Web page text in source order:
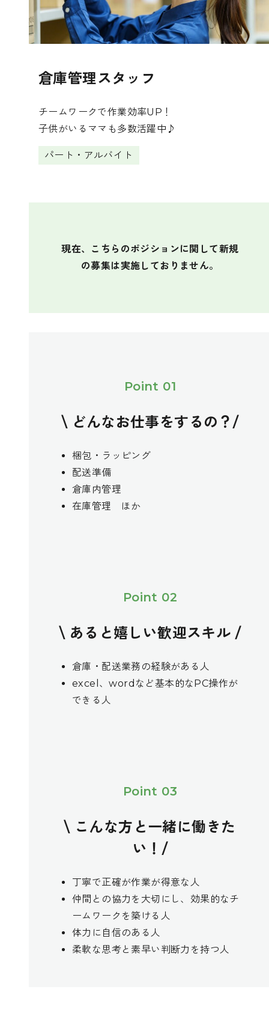
倉庫管理スタッフ
チームワークで作業効率UP！
子供がいるママも多数活躍中♪
パート・アルバイト
現在、こちらのポジションに関して新規
の募集は実施しておりません。
Point 01
\ どんなお仕事をするの？/
梱包・ラッピング
配送準備
倉庫内管理
在庫管理 ほか
Point 02
\ あると嬉しい歓迎スキル /
倉庫・配送業務の経験がある人
excel、wordなど基本的なPC操作が
できる人
Point 03
\ こんな方と一緒に働きた
い！/
丁寧で正確が作業が得意な人
仲間との協力を大切にし、効果的なチ
ームワークを築ける人
体力に自信のある人
柔軟な思考と素早い判断力を持つ人